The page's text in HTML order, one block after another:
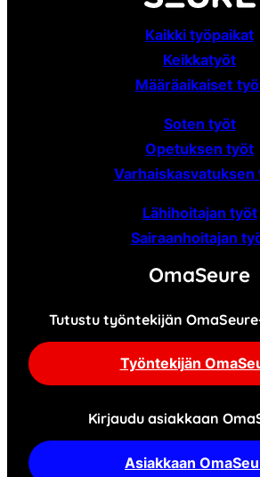
Kaikki työpaikat
Keikkatyöt
Määräaikaiset
Soten työt
Opetuksen työt
Varhaiskasvatuksen
Lähihoitajan työt
Sairaanhoitajan
OmaSeure
Tutustu työntekijän
Työntekijän
Kirjaudu asiakkaan
Asiakkaan